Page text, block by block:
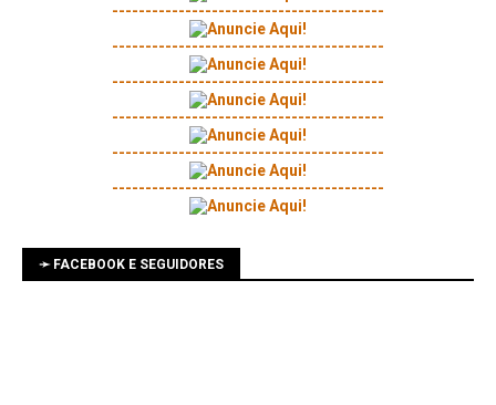
-----------------------------------------
-----------------------------------------
-----------------------------------------
-----------------------------------------
-----------------------------------------
-----------------------------------------
➛ FACEBOOK E SEGUIDORES